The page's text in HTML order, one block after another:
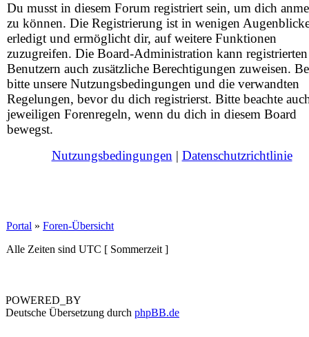
Du musst in diesem Forum registriert sein, um dich
zu können. Die Registrierung ist in wenigen
erledigt und ermöglicht dir, auf weitere Funktionen
zuzugreifen. Die Board-Administration kann registrierten
Benutzern auch zusätzliche Berechtigungen zuweisen.
bitte unsere Nutzungsbedingungen und die verwandten
Regelungen, bevor du dich registrierst. Bitte beachte
jeweiligen Forenregeln, wenn du dich in diesem Board
bewegst.
Nutzungsbedingungen | Datenschutzrichtlinie
Portal » Foren-Übersicht
Alle Zeiten sind UTC [ Sommerzeit ]
POWERED_BY
Deutsche Übersetzung durch phpBB.de